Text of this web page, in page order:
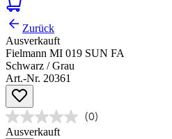
Zurück
Ausverkauft
Fielmann MI 019 SUN FA
Schwarz / Grau
Art.-Nr. 20361
(0)
Ausverkauft